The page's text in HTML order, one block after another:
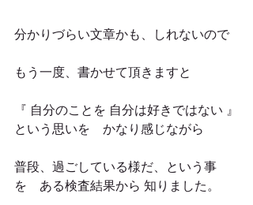
分かりづらい文章かも、しれないので
もう一度、書かせて頂きますと
『 自分のことを 自分は好きではない 』
という思いを　かなり感じながら
普段、過ごしている様だ、という事
を　ある検査結果から 知りました。